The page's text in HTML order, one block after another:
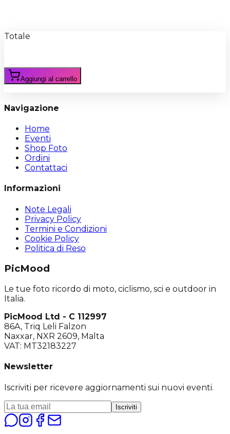
Totale
Aggiungi al carrello
Navigazione
Home
Eventi
Shop Foto
Ordini
Contattaci
Informazioni
Note Legali
Privacy Policy
Termini e Condizioni
Cookie Policy
Politica di Reso
PicMood
Le tue foto ricordo di moto, ciclismo, sci e outdoor in
Italia.
PicMood Ltd - C 112997
86A, Triq Leli Falzon
Naxxar, NXR 2609, Malta
VAT: MT32183227
Newsletter
Iscriviti per ricevere aggiornamenti sui nuovi eventi.
Iscriviti